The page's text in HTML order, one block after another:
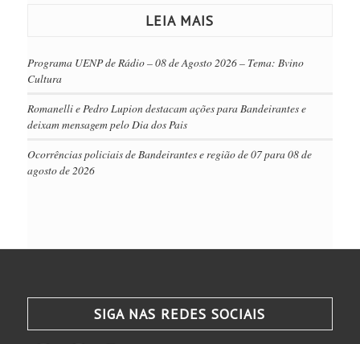
LEIA MAIS
Programa UENP de Rádio – 08 de Agosto 2026 – Tema: Bvino
Cultura
Romanelli e Pedro Lupion destacam ações para Bandeirantes e
deixam mensagem pelo Dia dos Pais
Ocorrências policiais de Bandeirantes e região de 07 para 08 de
agosto de 2026
SIGA NAS REDES SOCIAIS